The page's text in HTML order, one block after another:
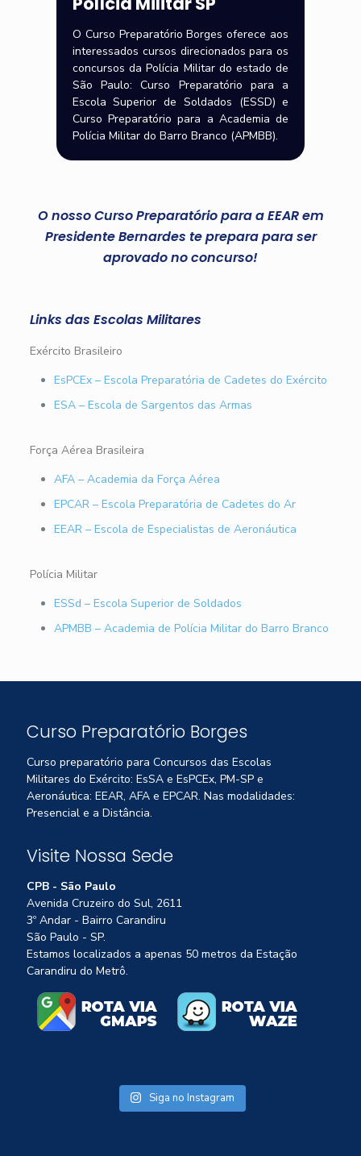
O Curso Preparatório Borges oferece aos
interessados cursos direcionados para os
concursos da Polícia Militar do estado de
São Paulo: Curso Preparatório para a
Escola Superior de Soldados (ESSD) e
Curso Preparatório para a Academia de
Polícia Militar do Barro Branco (APMBB).
O nosso Curso Preparatório para a EEAR em
Presidente Bernardes te prepara para ser
aprovado no concurso!
Links das Escolas Militares
Exército Brasileiro
EsPCEx – Escola Preparatória de Cadetes do Exército
ESA – Escola de Sargentos das Armas
Força Aérea Brasileira
AFA – Academia da Força Aérea
EPCAR – Escola Preparatória de Cadetes do Ar
EEAR – Escola de Especialistas de Aeronáutica
Polícia Militar
ESSd – Escola Superior de Soldados
APMBB – Academia de Polícia Militar do Barro Branco
Curso Preparatório Borges
Curso preparatório para Concursos das Escolas
Militares do Exército: EsSA e EsPCEx, PM-SP e
Aeronáutica: EEAR, AFA e EPCAR. Nas modalidades:
Presencial e a Distância.
Visite Nossa Sede
CPB - São Paulo
Avenida Cruzeiro do Sul, 2611
3º Andar - Bairro Carandiru
São Paulo - SP.
Estamos localizados a apenas 50 metros da Estação
Carandiru do Metrô.
Siga no Instagram